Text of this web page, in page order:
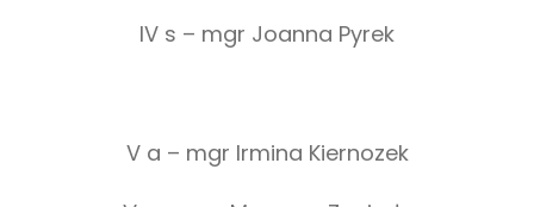
IV s – mgr Joanna Pyrek
V a – mgr Irmina Kiernozek